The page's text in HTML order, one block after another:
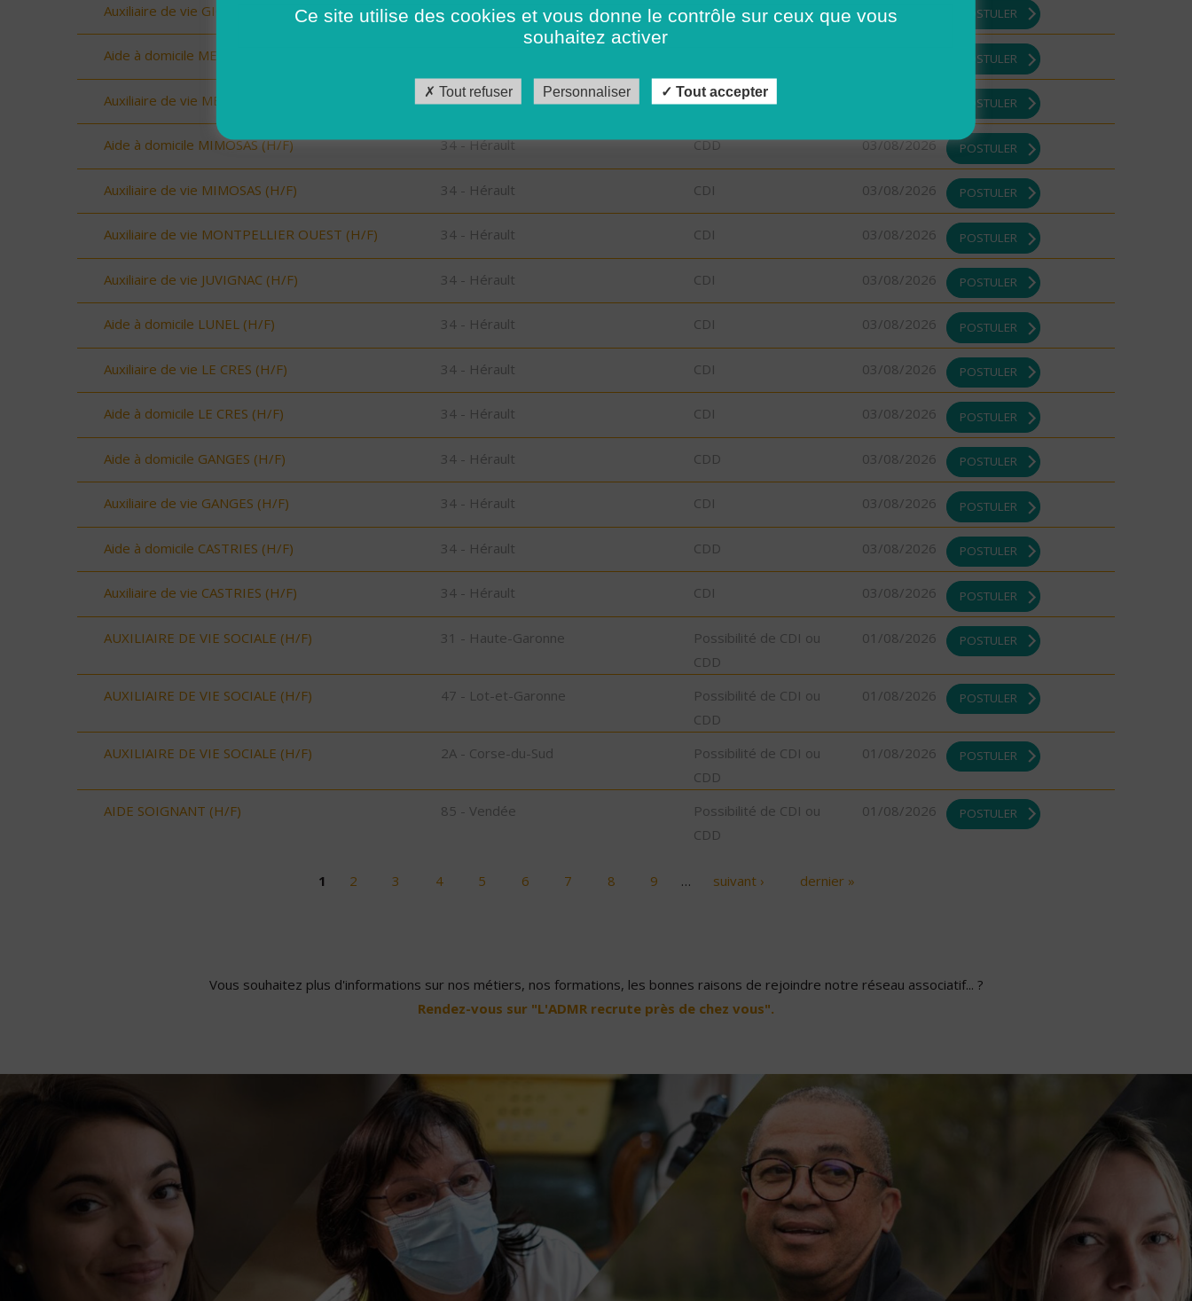
Auxiliaire de vie GIGNAC (H/F) 34 - Hérault CDI 03/08/2026 POSTULER
Aide à domicile MEJEAN (H/F) POSTULER
Auxiliaire de vie MEJEAN (H/F) 34 - Hérault CDI POSTULER
Aide à domicile MIMOSAS (H/F) 34 - Hérault CDD 03/08/2026 POSTULER
Auxiliaire de vie MIMOSAS (H/F) 34 - Hérault CDI 03/08/2026 POSTULER
Auxiliaire de vie MONTPELLIER OUEST (H/F) 34 - Hérault CDI 03/08/2026 POSTULER
Auxiliaire de vie JUVIGNAC (H/F) 34 - Hérault CDI 03/08/2026 POSTULER
Aide à domicile LUNEL (H/F) 34 - Hérault CDI 03/08/2026 POSTULER
Auxiliaire de vie LE CRES (H/F) 34 - Hérault CDI 03/08/2026 POSTULER
Aide à domicile LE CRES (H/F) 34 - Hérault CDI 03/08/2026 POSTULER
Aide à domicile GANGES (H/F) 34 - Hérault CDD 03/08/2026 POSTULER
Auxiliaire de vie GANGES (H/F) 34 - Hérault CDI 03/08/2026 POSTULER
Aide à domicile CASTRIES (H/F) 34 - Hérault CDD 03/08/2026 POSTULER
Auxiliaire de vie CASTRIES (H/F) 34 - Hérault CDI 03/08/2026 POSTULER
AUXILIAIRE DE VIE SOCIALE (H/F) 31 - Haute-Garonne
Possibilité de CDI ou
CDD
01/08/2026 POSTULER
AUXILIAIRE DE VIE SOCIALE (H/F) 47 - Lot-et-Garonne
Possibilité de CDI ou
CDD
01/08/2026 POSTULER
AUXILIAIRE DE VIE SOCIALE (H/F) 2A - Corse-du-Sud
Possibilité de CDI ou
CDD
01/08/2026 POSTULER
AIDE SOIGNANT (H/F) 85 - Vendée
Possibilité de CDI ou
CDD
01/08/2026 POSTULER
1 2 3 4 5 6 7 8 9 … suivant › dernier »
Vous souhaitez plus d'informations sur nos métiers, nos formations, les bonnes raisons de rejoindre notre réseau associatif... ?
Rendez-vous sur "L'ADMR recrute près de chez vous".
Ce site utilise des cookies et vous donne le contrôle sur ceux que vous
souhaitez activer
Tout refuser Personnaliser Tout accepter